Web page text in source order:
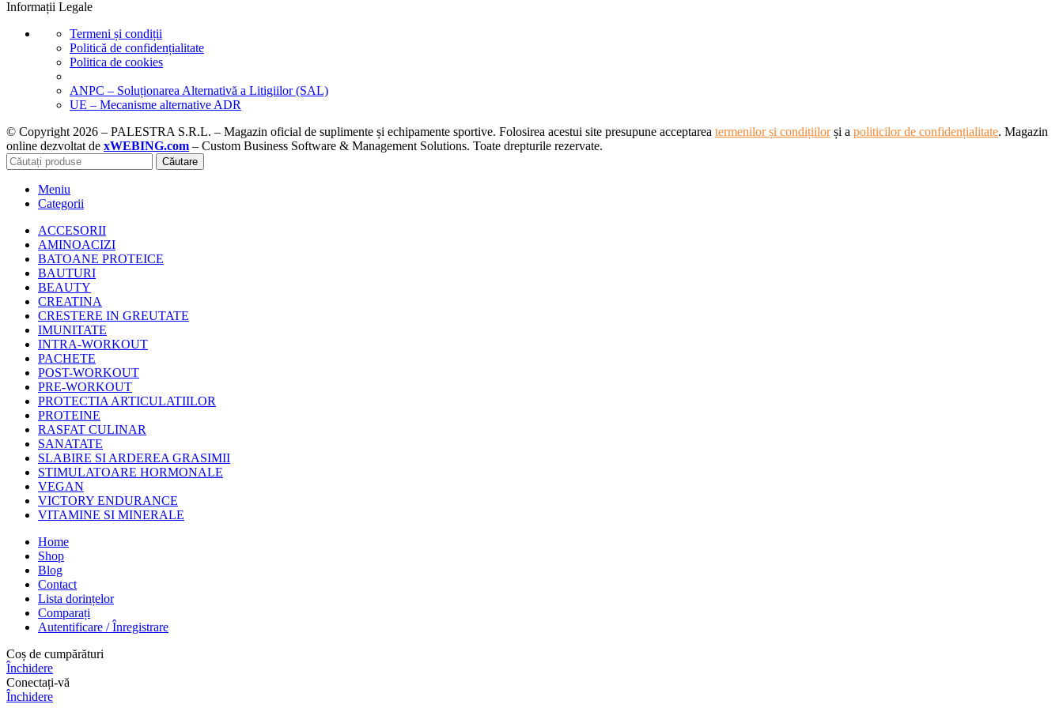
Informații Legale
Termeni și condiții
Politică de confidențialitate
Politica de cookies
ANPC – Soluționarea Alternativă a Litigiilor (SAL)
UE – Mecanisme alternative ADR
© Copyright 2026 – PALESTRA S.R.L. – Magazin oficial de suplimente și echipamente sportive. Folosirea acestui site presupune acceptarea termenilor și condițiilorși a politicilor de confidențialitate. Magazin
online dezvoltat de xWEBING.com – Custom Business Software & Management Solutions. Toate drepturile rezervate.
Căutare
Meniu
Categorii
ACCESORII
AMINOACIZI
BATOANE PROTEICE
BAUTURI
BEAUTY
CREATINA
CRESTERE IN GREUTATE
IMUNITATE
INTRA-WORKOUT
PACHETE
POST-WORKOUT
PRE-WORKOUT
PROTECTIA ARTICULATIILOR
PROTEINE
RASFAT CULINAR
SANATATE
SLABIRE SI ARDEREA GRASIMII
STIMULATOARE HORMONALE
VEGAN
VICTORY ENDURANCE
VITAMINE SI MINERALE
Home
Shop
Blog
Contact
Lista dorințelor
Comparați
Autentificare / Înregistrare
Coș de cumpărături
Închidere
Conectați-vă
Închidere